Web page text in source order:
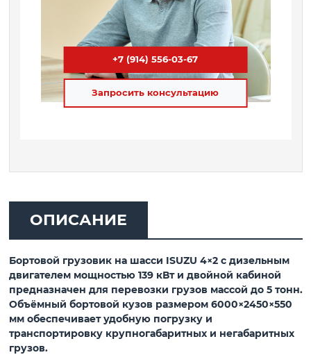
+7 (914) 556-03-67
Запросить консультацию
ОПИСАНИЕ
Бортовой грузовик на шасси ISUZU 4×2 с дизельным
двигателем мощностью 139 кВт и двойной кабиной
предназначен для перевозки грузов массой до 5 тонн.
Объёмный бортовой кузов размером 6000×2450×550
мм обеспечивает удобную погрузку и
транспортировку крупногабаритных и негабаритных
грузов.